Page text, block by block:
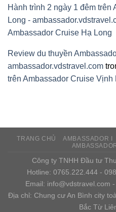
Hành trình 2 ngày 1 đêm trên
Long -
Ambassador Cruise Hạ Long
Review du thuyền
ambassador.vdstravel.com
trên Ambassador Cruise Vịnh
TRANG CHỦ AMBASSADOR I
Công ty TNHH Đầu tư
Hotline: 0765.222.444 -
Email: info@vdstravel.com
Địa chỉ: Chung cư An Bình city
Bắc Từ